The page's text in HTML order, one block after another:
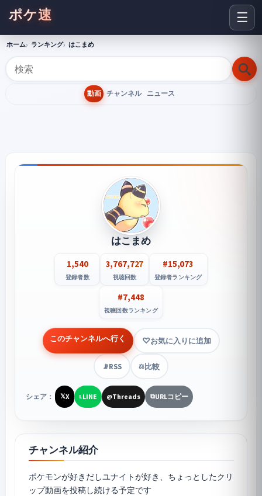
☰
ポケ速
ホーム ランキング はこまめ
動画 チャンネル ニュース
はこまめ
1,540
登録者数
3,767,727
視聴回数
#15,073
登録者ランキング
#7,448
視聴回数ランキング
このチャンネルへ行く お気に入りに追加
📡RSS ⚖️比較
シェア： 𝕏X LLINE @Threads ⧉URLコピー
チャンネル紹介
ポケモンが好きだしユナイトが好き、ちょっとしたクリ
ップ動画を投稿し続ける予定です